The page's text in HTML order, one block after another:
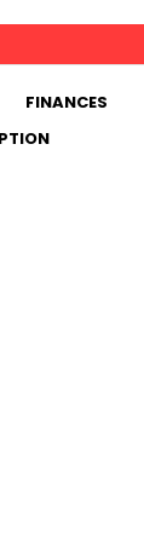
FINANCES